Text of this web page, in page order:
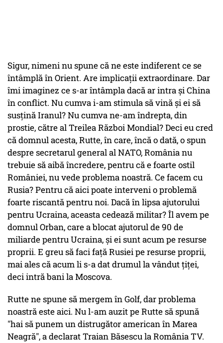
Sigur, nimeni nu spune că ne este indiferent ce se
întâmplă în Orient. Are implicaţii extraordinare. Dar
îmi imaginez ce s-ar întâmpla dacă ar intra şi China
în conflict. Nu cumva i-am stimula să vină şi ei să
susţină Iranul? Nu cumva ne-am îndrepta, din
prostie, către al Treilea Război Mondial? Deci eu cred
că domnul acesta, Rutte, în care, încă o dată, o spun
despre secretarul general al NATO, România nu
trebuie să aibă încredere, pentru că e foarte ostil
României, nu vede problema noastră. Ce facem cu
Rusia? Pentru că aici poate interveni o problemă
foarte riscantă pentru noi. Dacă în lipsa ajutorului
pentru Ucraina, aceasta cedează militar? Îl avem pe
domnul Orban, care a blocat ajutorul de 90 de
miliarde pentru Ucraina, şi ei sunt acum pe resurse
proprii. E greu să faci faţă Rusiei pe resurse proprii,
mai ales că acum li s-a dat drumul la vândut ţiţei,
deci intră bani la Moscova.
Rutte ne spune să mergem în Golf, dar problema
noastră este aici. Nu l-am auzit pe Rutte să spună
"hai să punem un distrugător american în Marea
Neagră", a declarat Traian Băsescu la România TV.